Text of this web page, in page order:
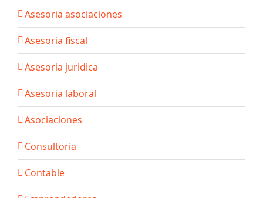
Asesoria asociaciones
Asesoria fiscal
Asesoria juridica
Asesoria laboral
Asociaciones
Consultoria
Contable